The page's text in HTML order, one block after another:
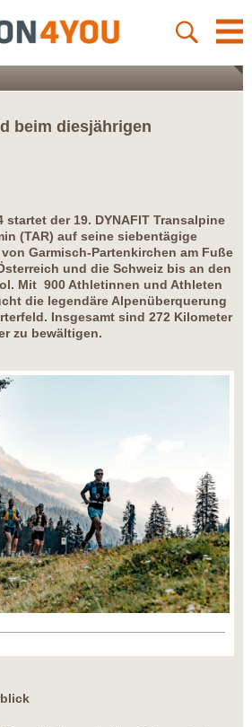
beim diesjährigen
startet der 19. DYNAFIT Transalpine
(TAR) auf seine siebentägige
Garmisch-Partenkirchen am Fuße
und die Schweiz bis an den
Mit 900 Athletinnen und Athleten
die legendäre Alpenüberquerung
Insgesamt sind 272 Kilometer
zu bewältigen.